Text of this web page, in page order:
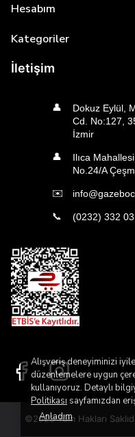
Alışveriş deneyiminizi
düzenlemelere uygun
kullanıyoruz. Detaylı
Politikası sayfamızdan
Anladım
Hesabım
Kategoriler
İletişim
👤
Dokuz Eylül,
Cd. No:127,
İzmir
👤
Ilıca
No.24/A
✉️
📞 (0232) 332
©2023 Tüm Hakları